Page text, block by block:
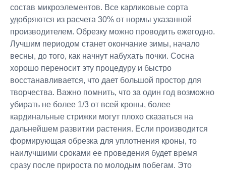
состав микроэлементов. Все карликовые сорта
удобряются из расчета 30% от нормы указанной
производителем. Обрезку можно проводить ежегодно.
Лучшим периодом станет окончание зимы, начало
весны, до того, как начнут набухать почки. Сосна
хорошо переносит эту процедуру и быстро
восстанавливается, что дает большой простор для
творчества. Важно помнить, что за один год возможно
убирать не более 1/3 от всей кроны, более
кардинальные стрижки могут плохо сказаться на
дальнейшем развитии растения. Если производится
формирующая обрезка для уплотнения кроны, то
наилучшими сроками ее проведения будет время
сразу после прироста по молодым побегам. Это